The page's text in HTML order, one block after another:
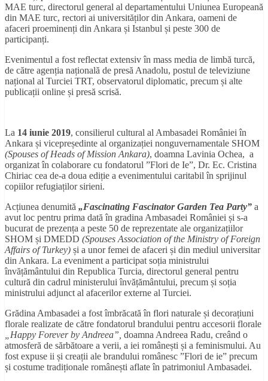
MAE turc, directorul general al departamentului Uniunea Europeană
din MAE turc, rectori ai universităților din Ankara, oameni de
afaceri proeminenți din Ankara și Istanbul și peste 300 de
participanți.
Evenimentul a fost reflectat extensiv în mass media de limbă turcă,
de către agenția națională de presă Anadolu, postul de televiziune
național al Turciei TRT, observatorul diplomatic, precum și alte
publicații online și presă scrisă.
La 14 iunie 2019, consilierul cultural al Ambasadei României în
Ankara și vicepreședinte al organizației nonguvernamentale SHOM
(Spouses of Heads of Mission Ankara), doamna Lavinia Ochea, a
organizat în colaborare cu fondatorul ”Flori de Ie”, Dr. Ec. Cristina
Chiriac cea de-a doua ediție a evenimentului caritabil în sprijinul
copiilor refugiaților sirieni.
Acțiunea denumită „Fascinating Fascinator Garden Tea Party” a
avut loc pentru prima dată în gradina Ambasadei României și s-a
bucurat de prezența a peste 50 de reprezentate ale organizațiilor
SHOM și DMEDD (Spouses Association of the Ministry of Foreign
Affairs of Turkey) și a unor femei de afaceri și din mediul universitar
din Ankara. La eveniment a participat soția ministrului
învățământului din Republica Turcia, directorul general pentru
cultură din cadrul ministerului învățământului, precum și soția
ministrului adjunct al afacerilor externe al Turciei.
Grădina Ambasadei a fost îmbrăcată în flori naturale și decorațiuni
florale realizate de către fondatorul brandului pentru accesorii florale
„Happy Forever by Andreea”, doamna Andreea Radu, creând o
atmosferă de sărbătoare a verii, a iei românești și a feminismului. Au
fost expuse ii și creații ale brandului românesc ”Flori de ie” precum
și costume tradiționale românești aflate în patrimoniul Ambasadei.